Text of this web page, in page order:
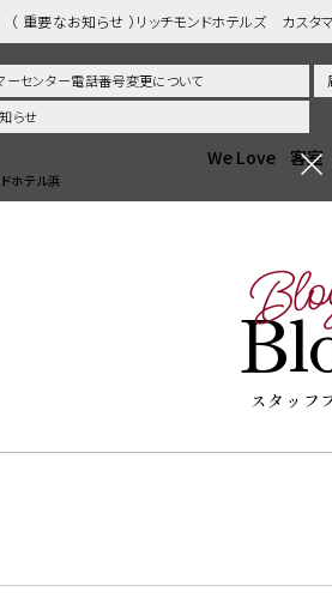
（ 重要なお知らせ ）リッチモンドホテルズ カス
ーセンター電話番号変更について
らせ
ホテル浜
We Love 客室
スタッフ